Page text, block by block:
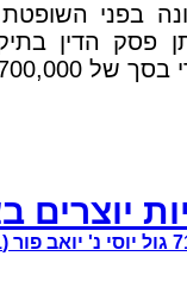
בפני
ניתן פסק
700,000 ₪, על
יוצרים